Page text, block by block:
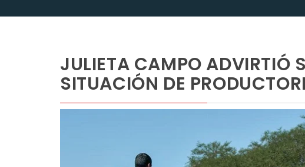
JULIETA CAMPO ADVIRTIÓ
SITUACIÓN DE